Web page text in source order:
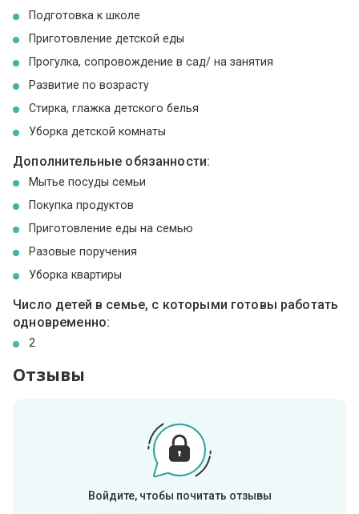
Подготовка к школе
Приготовление детской еды
Прогулка, сопровождение в сад/ на занятия
Развитие по возрасту
Стирка, глажка детского белья
Уборка детской комнаты
Дополнительные обязанности:
Мытье посуды семьи
Покупка продуктов
Приготовление еды на семью
Разовые поручения
Уборка квартиры
Число детей в семье, с которыми готовы работать
одновременно:
2
Отзывы
Войдите, чтобы почитать отзывы